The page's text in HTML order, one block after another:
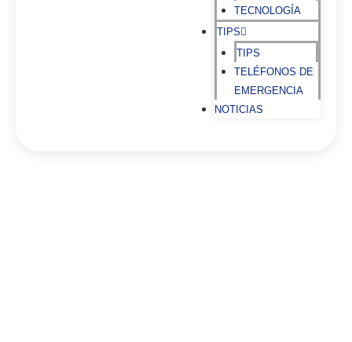
TECNOLOGÍA
TIPS
TIPS
TELÉFONOS DE
EMERGENCIA
NOTICIAS